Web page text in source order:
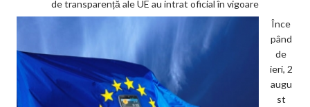
de transparență ale UE au intrat oficial în vigoare
Înce
pând
de
ieri, 2
augu
st